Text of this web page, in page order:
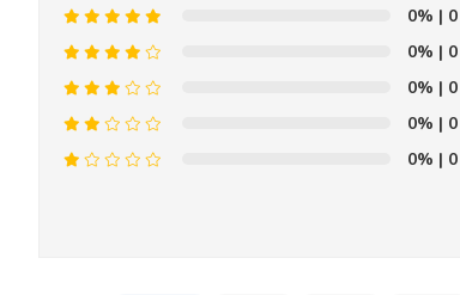
0% | 0
0% | 0
0% | 0
0% | 0
0% | 0